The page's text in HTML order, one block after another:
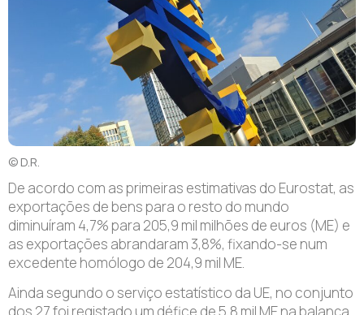
© D.R.
De acordo com as primeiras estimativas do Eurostat, as
exportações de bens para o resto do mundo
diminuíram 4,7% para 205,9 mil milhões de euros (ME) e
as exportações abrandaram 3,8%, fixando-se num
excedente homólogo de 204,9 mil ME.
Ainda segundo o serviço estatístico da UE, no conjunto